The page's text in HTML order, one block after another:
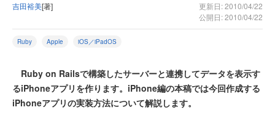
吉田裕美[著]
更新日: 2010/04/22
公開日: 2010/04/22
Ruby Apple iOS／iPadOS
Ruby on Railsで構築したサーバーと連携してデータを表示す
るiPhoneアプリを作ります。iPhone編の本稿では今回作成する
iPhoneアプリの実装方法について解説します。